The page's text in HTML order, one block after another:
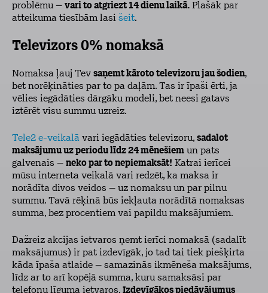
problēmu – vari to atgriezt 14 dienu laikā. Plašāk par
atteikuma tiesībām lasi šeit.
Televizors 0% nomaksā
Nomaksa ļauj Tev saņemt kāroto televizoru jau šodien,
bet norēķināties par to pa daļām. Tas ir īpaši ērti, ja
vēlies iegādāties dārgāku modeli, bet neesi gatavs
iztērēt visu summu uzreiz.
Tele2 e-veikalā vari iegādāties televizoru, sadalot
maksājumu uz periodu līdz 24 mēnešiem un pats
galvenais – neko par to nepiemaksāt! Katrai ierīcei
mūsu interneta veikalā vari redzēt, ka maksa ir
norādīta divos veidos – uz nomaksu un par pilnu
summu. Tavā rēķinā būs iekļauta norādītā nomaksas
summa, bez procentiem vai papildu maksājumiem.
Dažreiz akcijas ietvaros ņemt ierīci nomaksā (sadalīt
maksājumus) ir pat izdevīgāk, jo tad tai tiek piešķirta
kāda īpaša atlaide – samazinās ikmēneša maksājums,
līdz ar to arī kopējā summa, kuru samaksāsi par
telefonu līguma ietvaros. Izdevīgākos piedāvājumus